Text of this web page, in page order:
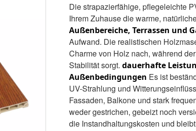
Die strapazierfähige, pflegeleichte
Ihrem Zuhause die warme,
Außenbereiche, Terrassen und
Aufwand. Die realistischen
Charme von Holz nach, während
Stabilität sorgt.dauerhafte
Außenbedingungen Es ist
UV-Strahlung und
Fassaden, Balkone und stark
weder gestrichen, gebeizt noch
die Instandhaltungskosten und